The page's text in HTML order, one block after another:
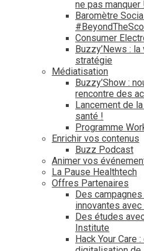
ne pas manquer
Baromètre
Consumer
Buzzy’News :
stratégie
Médiatisation
Buzzy’Show :
rencontre des
Lancement de
santé !
Programme
Enrichir vos contenus
Buzz Podcast
Animer vos
La Pause Healthtech
Offres Partenaires
Des
innovantes
Des études
Institute
Hack Your Care